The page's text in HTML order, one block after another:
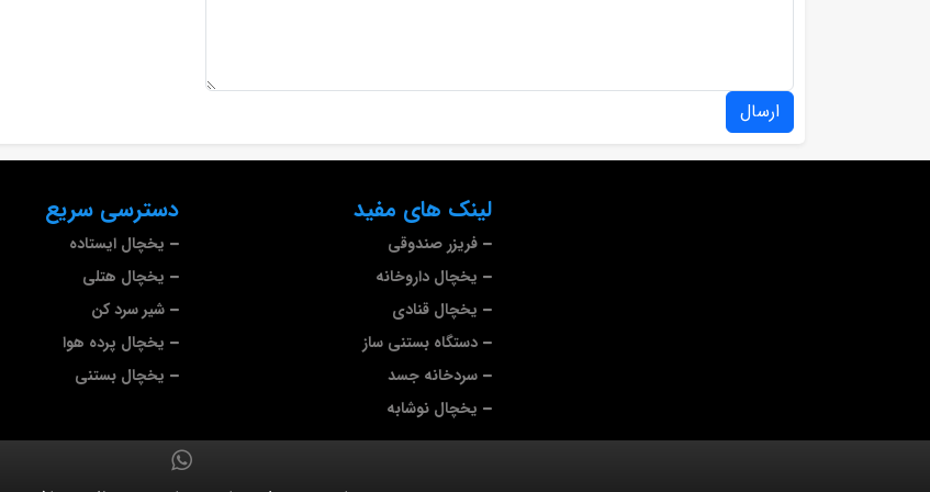
ارسال
لینک های مفید
فریزر صندوقی
یخچال داروخانه
یخچال قنادی
دستگاه بستنی ساز
سردخانه جسد
یخچال نوشابه
دسترسی سریع
یخچال ایستاده
یخچال هتلی
شیر سرد کن
یخچال پرده هوا
یخچال بستنی